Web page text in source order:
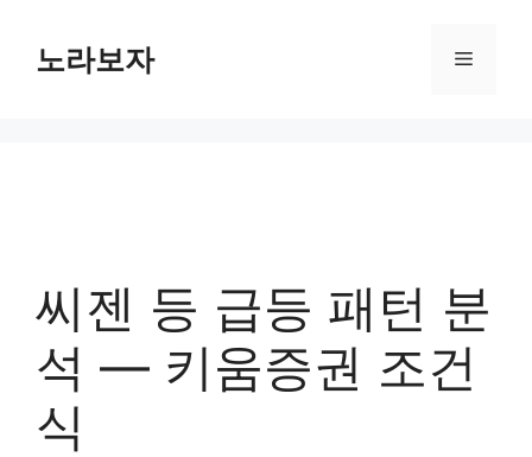
노라보자 메
씨젠 등 급등 패턴 분
석 — 키움증권 조건
식